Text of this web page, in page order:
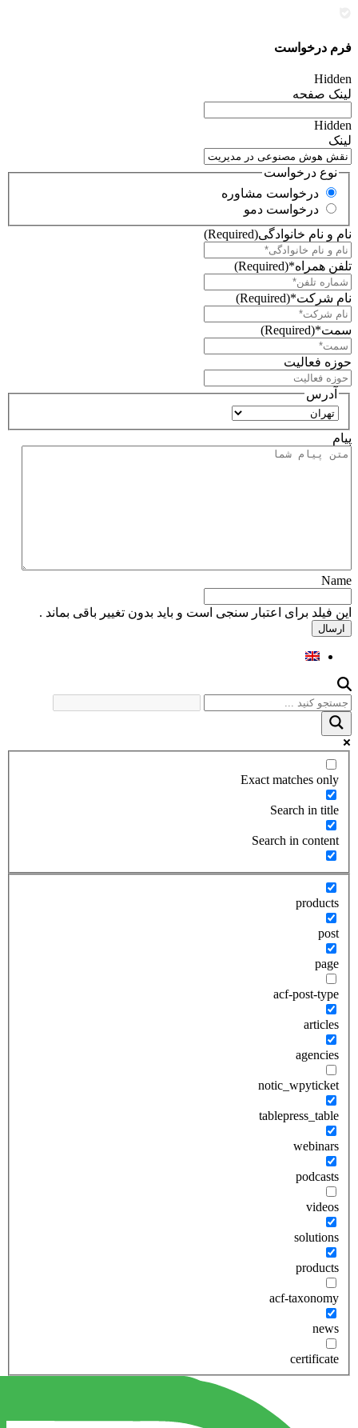
فرم درخواست
Hidden
لینک صفحه
Hidden
لینک
نوع درخواست
درخواست مشاوره
درخواست دمو
نام و نام خانوادگی(Required)
تلفن همراه*(Required)
نام شرکت*(Required)
سمت*(Required)
حوزه فعالیت
آدرس
استان
پیام
Name
این فیلد برای اعتبار سنجی است و باید بدون تغییر باقی بماند .
Exact matches only
Search in title
Search in content
products
post
page
acf-post-type
articles
agencies
notic_wpyticket
tablepress_table
webinars
podcasts
videos
solutions
products
acf-taxonomy
news
certificate